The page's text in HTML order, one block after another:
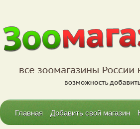
Главная Добавить свой магазин